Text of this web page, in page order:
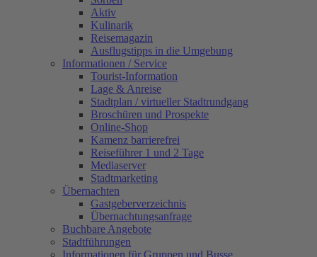
Aktiv
Kulinarik
Reisemagazin
Ausflugstipps in die Umgebung
Informationen / Service
Tourist-Information
Lage & Anreise
Stadtplan / virtueller Stadtrundgang
Broschüren und Prospekte
Online-Shop
Kamenz barrierefrei
Reiseführer 1 und 2 Tage
Mediaserver
Stadtmarketing
Übernachten
Gastgeberverzeichnis
Übernachtungsanfrage
Buchbare Angebote
Stadtführungen
Informationen für Gruppen und Busse